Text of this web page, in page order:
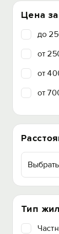
Цена за
до
от
от
от
Выбрать
Тип